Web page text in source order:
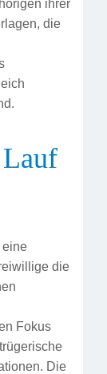
ihrer
die
eine
die
Fokus
Die